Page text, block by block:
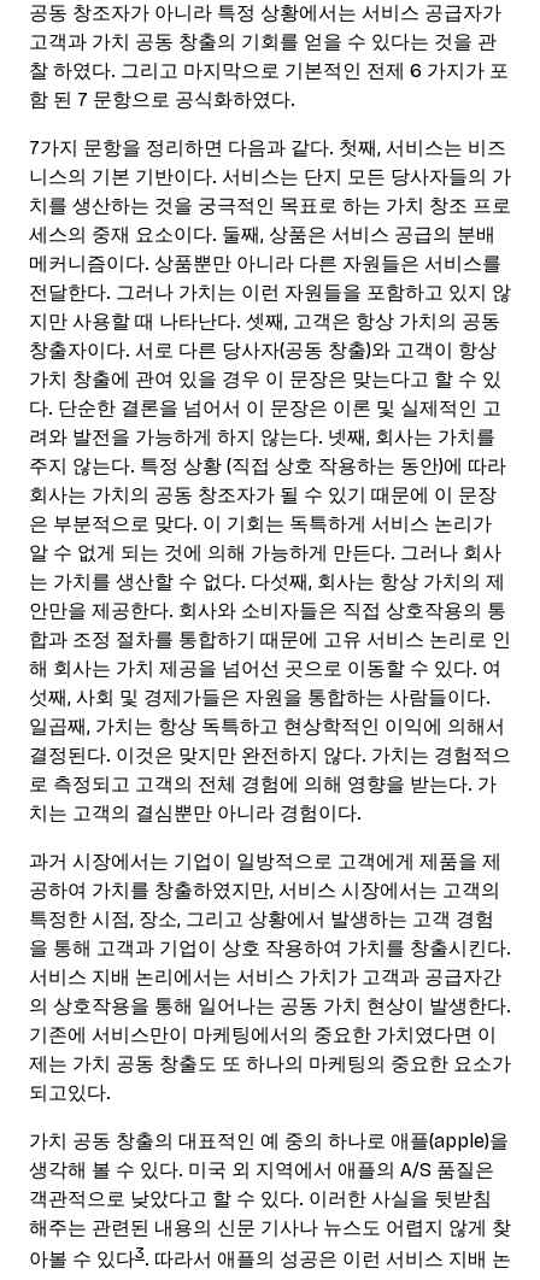
공동 창조자가 아니라 특정 상황에서는 서비스 공급자가
고객과 가치 공동 창출의 기회를 얻을 수 있다는 것을 관
찰 하였다. 그리고 마지막으로 기본적인 전제 6 가지가 포
함 된 7 문항으로 공식화하였다.
7가지 문항을 정리하면 다음과 같다. 첫째, 서비스는 비즈
니스의 기본 기반이다. 서비스는 단지 모든 당사자들의 가
치를 생산하는 것을 궁극적인 목표로 하는 가치 창조 프로
세스의 중재 요소이다. 둘째, 상품은 서비스 공급의 분배
메커니즘이다. 상품뿐만 아니라 다른 자원들은 서비스를
전달한다. 그러나 가치는 이런 자원들을 포함하고 있지 않
지만 사용할 때 나타난다. 셋째, 고객은 항상 가치의 공동
창출자이다. 서로 다른 당사자(공동 창출)와 고객이 항상
가치 창출에 관여 있을 경우 이 문장은 맞는다고 할 수 있
다. 단순한 결론을 넘어서 이 문장은 이론 및 실제적인 고
려와 발전을 가능하게 하지 않는다. 넷째, 회사는 가치를
주지 않는다. 특정 상황 (직접 상호 작용하는 동안)에 따라
회사는 가치의 공동 창조자가 될 수 있기 때문에 이 문장
은 부분적으로 맞다. 이 기회는 독특하게 서비스 논리가
알 수 없게 되는 것에 의해 가능하게 만든다. 그러나 회사
는 가치를 생산할 수 없다. 다섯째, 회사는 항상 가치의 제
안만을 제공한다. 회사와 소비자들은 직접 상호작용의 통
합과 조정 절차를 통합하기 때문에 고유 서비스 논리로 인
해 회사는 가치 제공을 넘어선 곳으로 이동할 수 있다. 여
섯째, 사회 및 경제가들은 자원을 통합하는 사람들이다.
일곱째, 가치는 항상 독특하고 현상학적인 이익에 의해서
결정된다. 이것은 맞지만 완전하지 않다. 가치는 경험적으
로 측정되고 고객의 전체 경험에 의해 영향을 받는다. 가
치는 고객의 결심뿐만 아니라 경험이다.
과거 시장에서는 기업이 일방적으로 고객에게 제품을 제
공하여 가치를 창출하였지만, 서비스 시장에서는 고객의
특정한 시점, 장소, 그리고 상황에서 발생하는 고객 경험
을 통해 고객과 기업이 상호 작용하여 가치를 창출시킨다.
서비스 지배 논리에서는 서비스 가치가 고객과 공급자간
의 상호작용을 통해 일어나는 공동 가치 현상이 발생한다.
기존에 서비스만이 마케팅에서의 중요한 가치였다면 이
제는 가치 공동 창출도 또 하나의 마케팅의 중요한 요소가
되고있다.
가치 공동 창출의 대표적인 예 중의 하나로 애플(apple)을
생각해 볼 수 있다. 미국 외 지역에서 애플의 A/S 품질은
객관적으로 낮았다고 할 수 있다. 이러한 사실을 뒷받침
해주는 관련된 내용의 신문 기사나 뉴스도 어렵지 않게 찾
아볼 수 있다3. 따라서 애플의 성공은 이런 서비스 지배 논